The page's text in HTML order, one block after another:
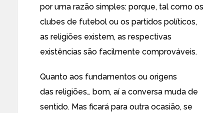
por uma razão simples: porque, tal como os
clubes de futebol ou os partidos políticos,
as religiões existem, as respectivas
existências são facilmente comprováveis.
Quanto aos fundamentos ou origens
das religiões… bom, aí a conversa muda de
sentido. Mas ficará para outra ocasião, se